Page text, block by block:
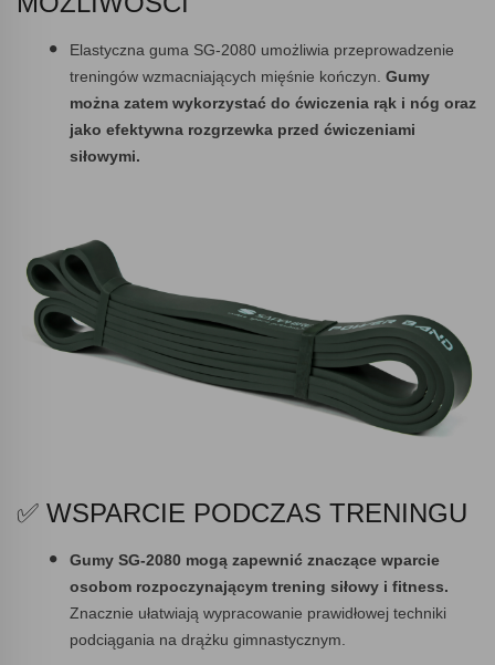
Elastyczna guma SG-2080 umożliwia przeprowadzenie
treningów wzmacniających mięśnie kończyn. Gumy
można zatem wykorzystać do ćwiczenia rąk i nóg oraz
jako efektywna rozgrzewka przed ćwiczeniami
siłowymi.
✅ WSPARCIE PODCZAS TRENINGU
Gumy SG-2080 mogą zapewnić znaczące wparcie
osobom rozpoczynającym trening siłowy i fitness.
Znacznie ułatwiają wypracowanie prawidłowej techniki
podciągania na drążku gimnastycznym.